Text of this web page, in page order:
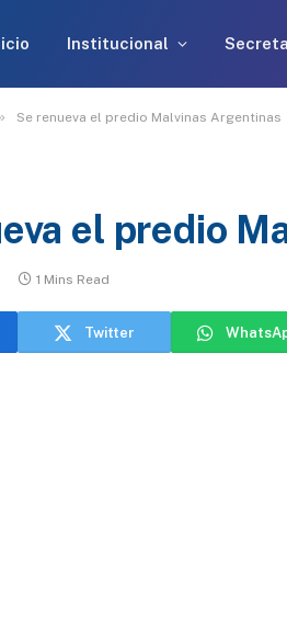
Institucional
Se renueva el predio Malvinas Argentinas
el predio
1 Mins Read
Twitter